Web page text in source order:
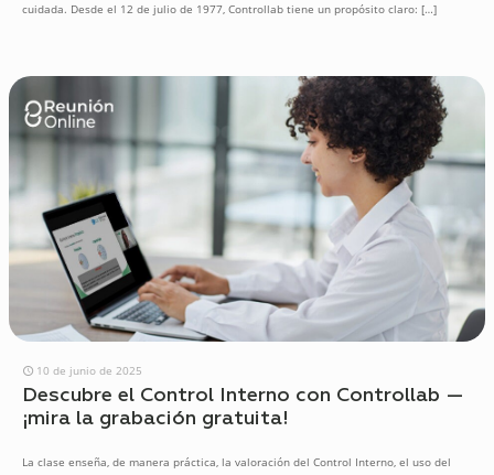
cuidada. Desde el 12 de julio de 1977, Controllab tiene un propósito claro: […]
10 de junio de 2025
Descubre el Control Interno con Controllab —
¡mira la grabación gratuita!
La clase enseña, de manera práctica, la valoración del Control Interno, el uso del